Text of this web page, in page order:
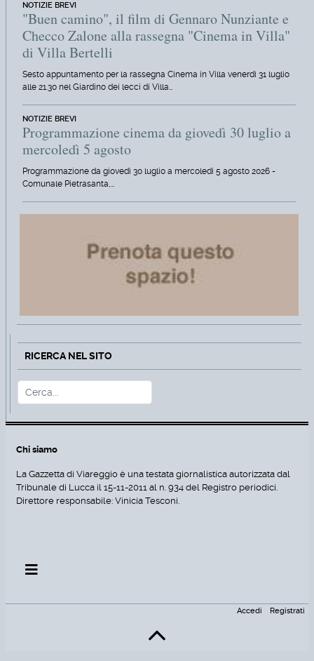
NOTIZIE BREVI
"Buen camino", il film di Gennaro Nunziante e
Checco Zalone alla rassegna "Cinema in Villa"
di Villa Bertelli
Sesto appuntamento per la rassegna Cinema in Villa venerdì 31 luglio
alle 21.30 nel Giardino dei lecci di Villa…
NOTIZIE BREVI
Programmazione cinema da giovedì 30 luglio a
mercoledì 5 agosto
Programmazione da giovedì 30 luglio a mercoledì 5 agosto 2026 -
Comunale Pietrasanta,…
RICERCA NEL SITO
Cerca Type 2 or more characters for
Chi siamo
La Gazzetta di Viareggio è una testata giornalistica autorizzata dal
Tribunale di Lucca il 15-11-2011 al n. 934 del Registro periodici.
Direttore responsabile: Vinicia Tesconi.
Accedi Registrati